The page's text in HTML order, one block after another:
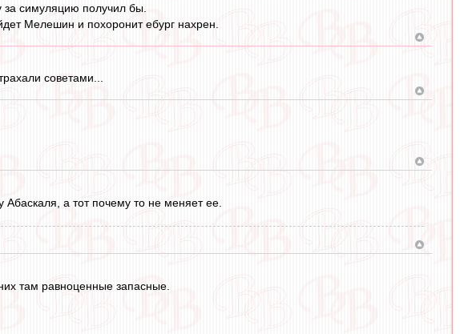
симуляцию получил бы.
Мелешин и похоронит ебург нахрен.
советами...
Абаскаля, а тот почему то не меняет ее.
там равноценные запасные.